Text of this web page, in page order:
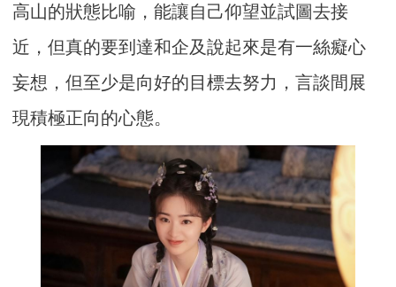
高山的狀態比喻，能讓自己仰望並試圖去接
近，但真的要到達和企及說起來是有一絲癡心
妄想，但至少是向好的目標去努力，言談間展
現積極正向的心態。